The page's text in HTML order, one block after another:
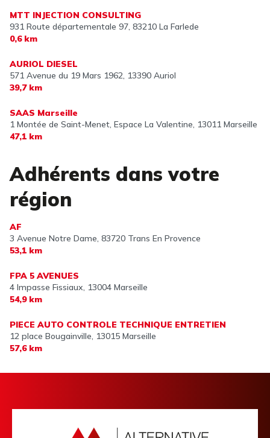
MTT INJECTION CONSULTING
931 Route départementale 97, 83210 La Farlede
0,6 km
AURIOL DIESEL
571 Avenue du 19 Mars 1962, 13390 Auriol
39,7 km
SAAS Marseille
1 Montée de Saint-Menet, Espace La Valentine, 13011 Marseille
47,1 km
Adhérents dans votre
région
AF
3 Avenue Notre Dame, 83720 Trans En Provence
53,1 km
FPA 5 AVENUES
4 Impasse Fissiaux, 13004 Marseille
54,9 km
PIECE AUTO CONTROLE TECHNIQUE ENTRETIEN
12 place Bougainville, 13015 Marseille
57,6 km